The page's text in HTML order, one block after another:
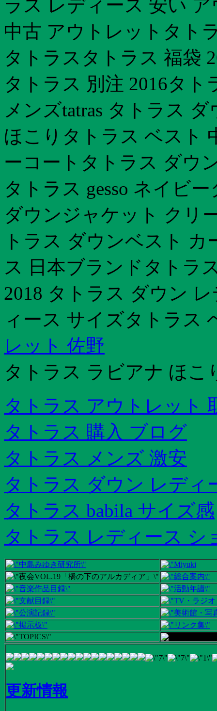
ラス レディース 安い
中古 アウトレットタト
タトラスタトラス 福袋
タトラス 別注 2016タト
メンズtatras タトラス
ほこりタトラス ベスト
ーコートタトラス ダウ
タトラス gesso ネイビ
ダウンジャケット クリ
トラス ダウンベスト
ス 日本ブランドタトラ
2018 タトラス ダウン
ィース サイズタトラス
レット 佐野
タトラス ラビアナ ほこ
タトラス アウトレット
タトラス 購入 ブログ
タトラス メンズ 激安
タトラス ダウン レディ
タトラス babila サイズ感
タトラス レディース シ
更新情報